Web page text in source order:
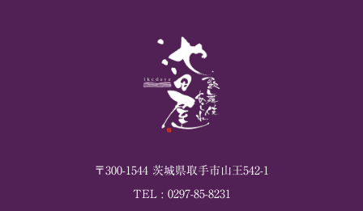
〒300-1544 茨城県取手市 山王542-1
TEL : 0297-85-8231